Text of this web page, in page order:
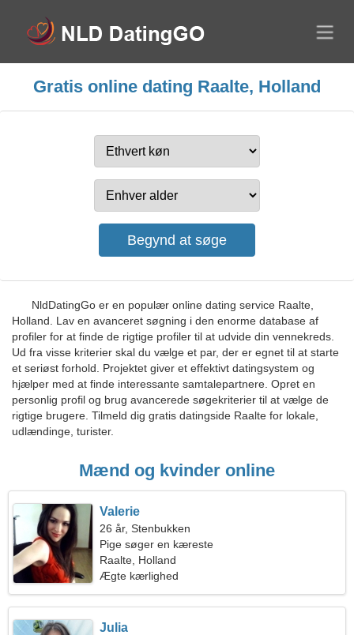
Gratis online dating Raalte, Holland
NldDatingGo er en populær online dating service Raalte,
Holland. Lav en avanceret søgning i den enorme database af
profiler for at finde de rigtige profiler til at udvide din vennekreds.
Ud fra visse kriterier skal du vælge et par, der er egnet til at starte
et seriøst forhold. Projektet giver et effektivt datingsystem og
hjælper med at finde interessante samtalepartnere. Opret en
personlig profil og brug avancerede søgekriterier til at vælge de
rigtige brugere. Tilmeld dig gratis datingside Raalte for lokale,
udlændinge, turister.
Mænd og kvinder online
Valerie
26 år, Stenbukken
Pige søger en kæreste
Raalte, Holland
Ægte kærlighed
Julia